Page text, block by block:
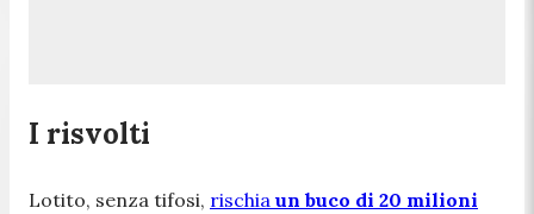
I risvolti
Lotito, senza tifosi, rischia un buco di 20 milioni